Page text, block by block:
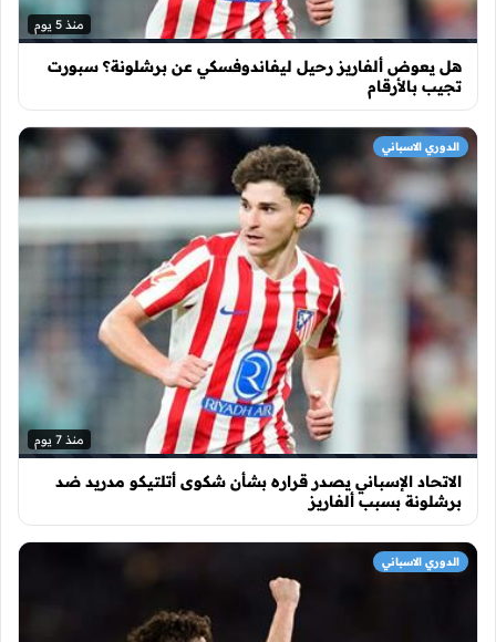
منذ 5 يوم
هل يعوض ألفاريز رحيل ليفاندوفسكي عن برشلونة؟ سبورت
تجيب بالأرقام
منذ 7 يوم
الاتحاد الإسباني يصدر قراره بشأن شكوى أتلتيكو مدريد ضد
برشلونة بسبب ألفاريز
الدوري الاسباني
الدوري الاسباني